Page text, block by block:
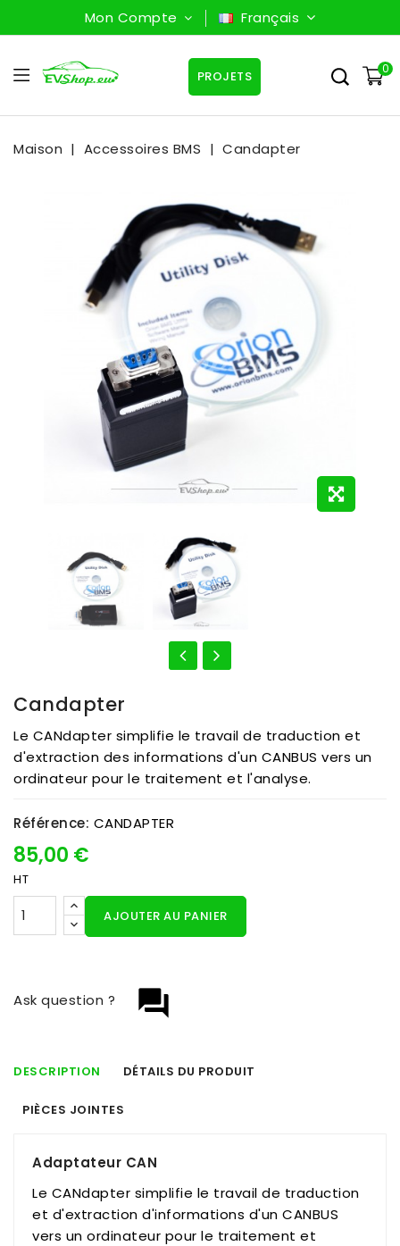
Mon Compte Français
0
PROJETS
Maison Accessoires BMS Candapter
Candapter
Le CANdapter simplifie le travail de traduction et
d'extraction des informations d'un CANBUS vers un
ordinateur pour le traitement et l'analyse.
Référence: CANDAPTER
85,00 €
HT
AJOUTER AU PANIER
question_answer
Ask question ?
DESCRIPTION DÉTAILS DU PRODUIT
PIÈCES JOINTES
Adaptateur CAN
Le CANdapter simplifie le travail de traduction
et d'extraction d'informations d'un CANBUS
vers un ordinateur pour le traitement et